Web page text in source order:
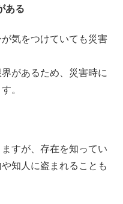
ある
気をつけていても災害
があるため、災害時に
。
すが、存在を知ってい
知人に盗まれることも